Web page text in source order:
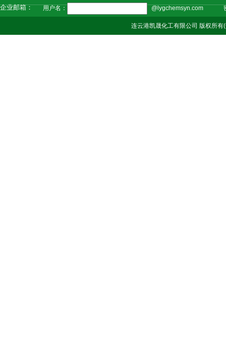
企业邮箱： 用户名： @lygchemsyn.com
连云港凯晟化工有限公司 版权所有